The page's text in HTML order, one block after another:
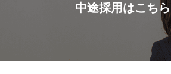
中途採用はこちら